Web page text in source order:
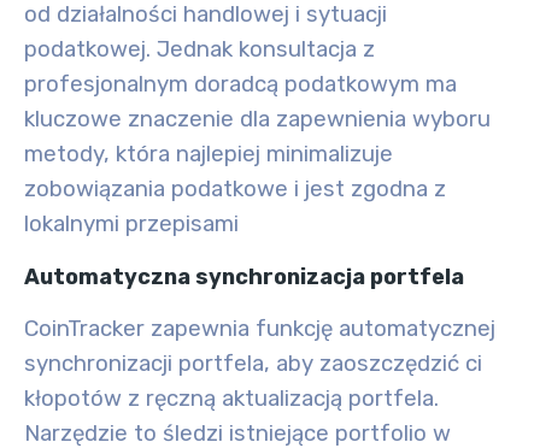
od działalności handlowej i sytuacji
podatkowej. Jednak konsultacja z
profesjonalnym doradcą podatkowym ma
kluczowe znaczenie dla zapewnienia wyboru
metody, która najlepiej minimalizuje
zobowiązania podatkowe i jest zgodna z
lokalnymi przepisami
Automatyczna synchronizacja portfela
CoinTracker zapewnia funkcję automatycznej
synchronizacji portfela, aby zaoszczędzić ci
kłopotów z ręczną aktualizacją portfela.
Narzędzie to śledzi istniejące portfolio w